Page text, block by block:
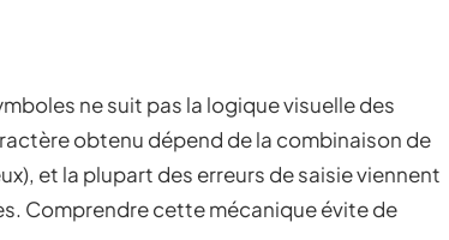
ne suit pas la logique visuelle des
obtenu dépend de la combinaison de
et la plupart des erreurs de saisie viennent
Comprendre cette mécanique évite de